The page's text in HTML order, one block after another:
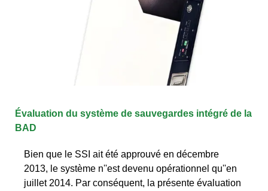
Évaluation du système de sauvegardes intégré de la
BAD
Bien que le SSI ait été approuvé en décembre
2013, le système n''est devenu opérationnel qu''en
juillet 2014. Par conséquent, la présente évaluation